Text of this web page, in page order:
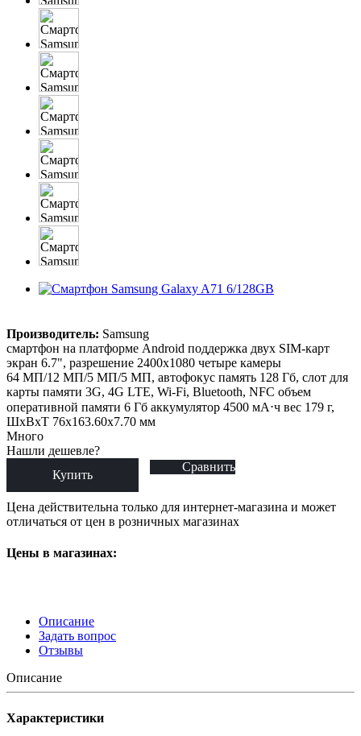
Производитель: Samsung
смартфон на платформе Android поддержка двух SIM-карт
экран 6.7", разрешение 2400x1080 четыре камеры
64 МП/12 МП/5 МП/5 МП, автофокус память 128 Гб, слот для
карты памяти 3G, 4G LTE, Wi-Fi, Bluetooth, NFC объем
оперативной памяти 6 Гб аккумулятор 4500 мА⋅ч вес 179 г,
ШxВxТ 76x163.60x7.70 мм
Много
Нашли дешевле?
Купить
Сравнить
Цена действительна только для интернет-магазина и может
отличаться от цен в розничных магазинах
Цены в магазинах:
Описание
Задать вопрос
Отзывы
Описание
Характеристики